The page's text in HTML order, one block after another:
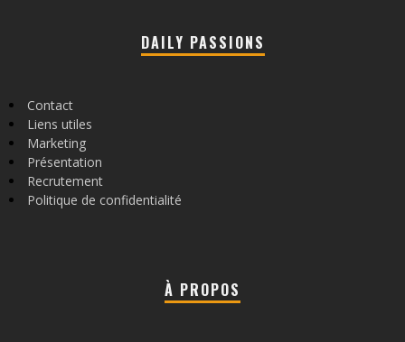
DAILY PASSIONS
Contact
Liens utiles
Marketing
Présentation
Recrutement
Politique de confidentialité
À PROPOS